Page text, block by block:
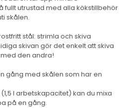
fullt utrustad med alla kökstillbehör
skålen.
stål: strimla och skiva
skivan gör det enkelt att skiva
den andra!
gång med skålen som har en
l arbetskapacitet) kan du mixa
på en gång.